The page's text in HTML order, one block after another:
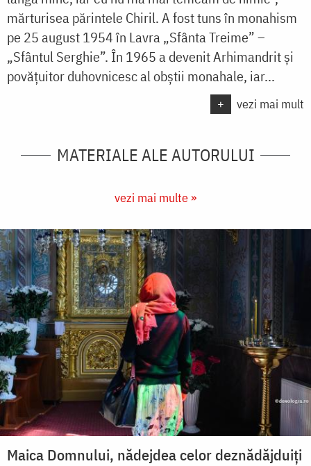
mărturisea părintele Chiril. A fost tuns în monahism
pe 25 august 1954 în Lavra „Sfânta Treime” –
„Sfântul Serghie”. În 1965 a devenit Arhimandrit și
povățuitor duhovnicesc al obştii monahale, iar...
+ vezi mai mult
MATERIALE ALE AUTORULUI
vezi mai multe »
Maica Domnului, nădejdea celor deznădăjduiți